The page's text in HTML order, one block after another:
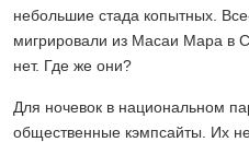
небольшие стада копытных.
мигрировали из Масаи Мара в
нет. Где же они?
Для ночевок в национальном
общественные кэмпсайты. Их